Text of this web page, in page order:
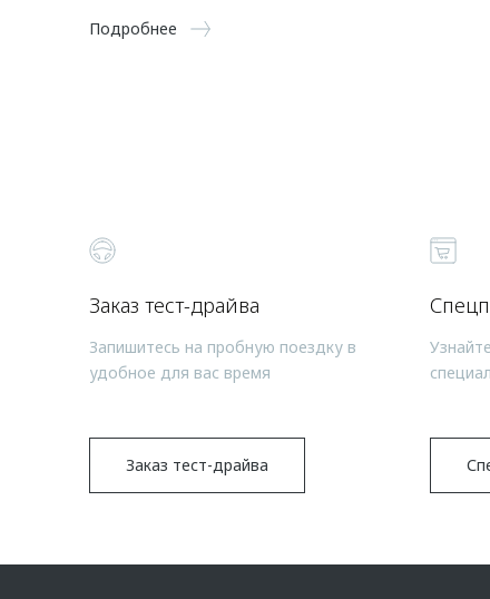
Подробнее
Заказ тест-драйва
Запишитесь на пробную поездку в
удобное для вас время
Заказ тест-драйва